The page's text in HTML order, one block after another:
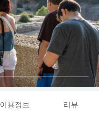
이용정보 리뷰